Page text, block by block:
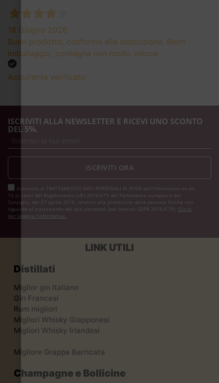
18 Giugno 2026
Buon prodotto, conforme alla descrizione. Buon
imballaggio, consegna non molto veloce.
Acquirente verificato
ISCRIVITI ALLA NEWSLETTER E RICEVI UNO SCONTO
DEL 5%.
Autorizzo al TRATTAMENTO DATI PERSONALI AI SENSI dell'Informativa ex art.
13 ai sensi del Regolamento (UE) 2016/679 del Parlamento europeo e del
Consiglio, del 27 aprile 2016, relativo alla protezione delle persone fisiche con
riguardo al trattamento dei dati personali (per brevità GDPR 2016/679). Clicca
per leggere l’informativa.
ISCRIVITI ORA
LINK UTILI
Distillati
Miglior gin Italiano
Gin Francesi
Rum migliori
Migliori Whisky Giapponesi
Migliori Whisky Irlandesi
Migliore Grappa Barricata
Champagne e Bollicine